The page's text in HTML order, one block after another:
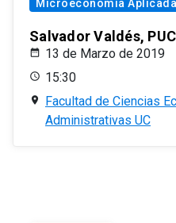
Microeconomía Aplicada
Salvador Valdés,
13 de Marzo de 2019
15:30
Facultad de Ciencias
Administrativas UC